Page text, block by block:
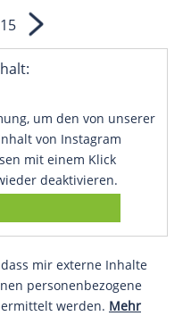
um den von unserer
von Instagram
mit einem Klick
deaktivieren.
mir externe Inhalte
personenbezogene
werden. Mehr